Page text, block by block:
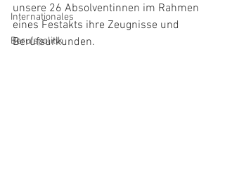
Internationales
Berufspolitik
unsere 26 Absolventinnen im Rahmen
eines Festakts ihre Zeugnisse und
Berufsurkunden.